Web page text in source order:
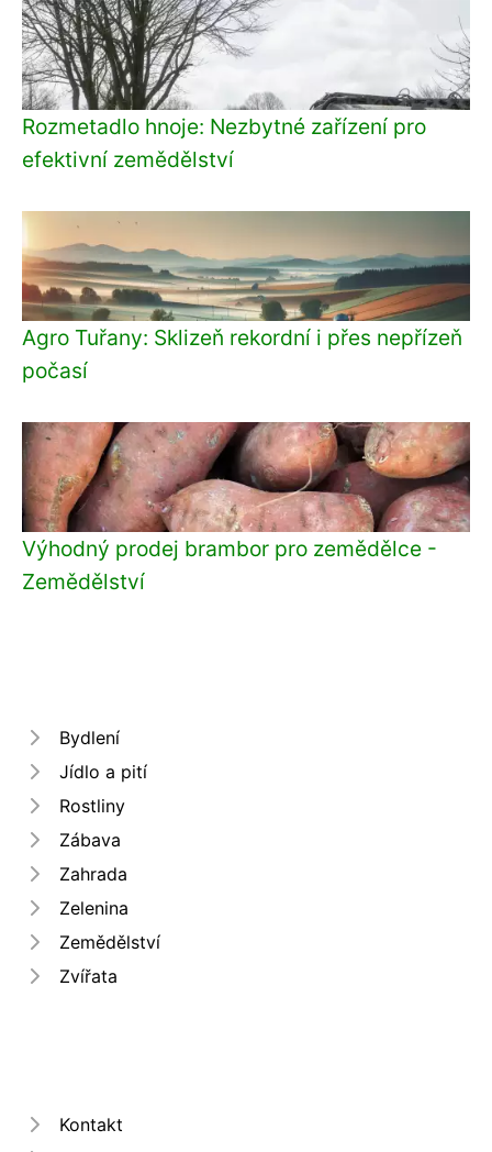
Rozmetadlo hnoje: Nezbytné zařízení pro
efektivní zemědělství
Agro Tuřany: Sklizeň rekordní i přes nepřízeň
počasí
Výhodný prodej brambor pro zemědělce -
Zemědělství
Bydlení
Jídlo a pití
Rostliny
Zábava
Zahrada
Zelenina
Zemědělství
Zvířata
Kontakt